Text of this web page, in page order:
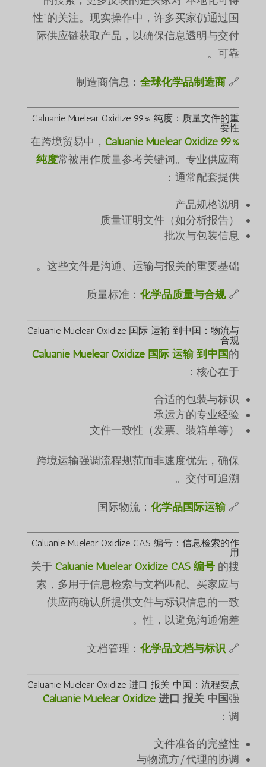
性”的关注。现实操作中，许多买家仍通过国
际供应链获取产品，以确保信息透明与交付
可靠。
🔗 制造商信息：
全球化学品制造商
Caluanie Muelear Oxidize 99% 纯度 ：质量文件的重
要性
在跨境贸易中，Caluanie Muelear Oxidize 99%
纯度常被用作质量参考关键词。专业供应商
通常配套提供：
产品规格说明
质量证明文件（如分析报告）
批次与包装信息
这些文件是沟通、运输与报关的重要基础。
🔗 质量标准：
化学品质量与合规
Caluanie Muelear Oxidize 国际 运输 到中国：物流与
合规
Caluanie Muelear Oxidize 国际 运输 到中国的
核心在于：
合适的包装与标识
承运方的专业经验
文件一致性（发票、装箱单等）
跨境运输强调流程规范而非速度优先，确保
交付可追溯。
🔗 国际物流：
化学品国际运输
Caluanie Muelear Oxidize CAS 编号：信息检索的作
用
关于Caluanie Muelear Oxidize CAS 编号 的搜
索，多用于信息检索与文档匹配。买家应与
供应商确认所提供文件与标识信息的一致
性，以避免沟通偏差。
🔗 文档管理：
化学品文档与标识
Caluanie Muelear Oxidize 进口 报关 中国：流程要点
Caluanie Muelear Oxidize 进口 报关 中国强
调：
文件准备的完整性
与物流方/代理的协调